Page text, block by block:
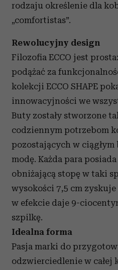
rodzaju określenie dla
„comfortistas”.
Rewolucyjny design
Filozofia ECCO jest
podążać za
kolekcji ECCO SHAPE
innowacyjności we
Buty zostały stworzone
codziennym potrzebom
pozostających w
modę. Każda para
obniżającą stopę w taki
wysokości 7,5 cm
w efekcie daje 9-
szpilkę.
Idealna forma
Pasja marki do
odzwierciedlenie w całej